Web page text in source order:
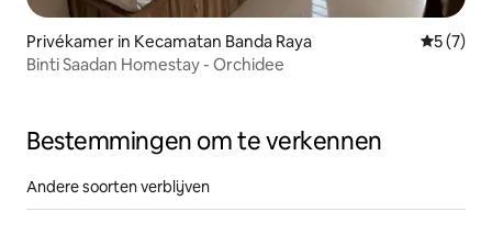
Privékamer in Kecamatan Banda Raya
5 (7)
Binti Saadan Homestay - Orchidee
Bestemmingen om te verkennen
Andere soorten verblijven